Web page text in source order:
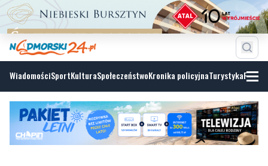
WiadomościSportKulturaSpołeczeństwoKronika policyjnaTurystyka
Gdynia: wypadek policyjnego